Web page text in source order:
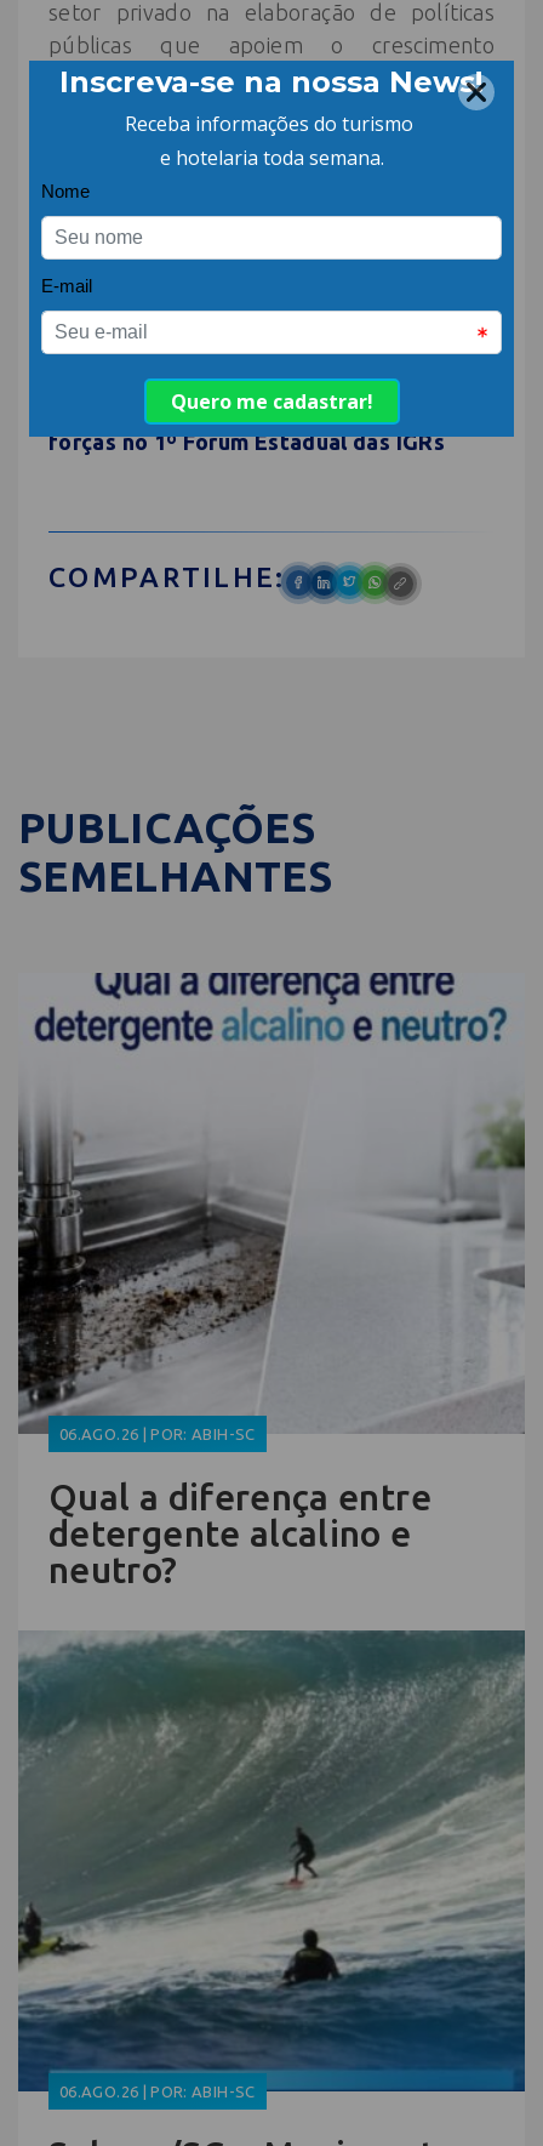
setor privado na elaboração de políticas
públicas que apoiem o crescimento
ordenado e sustentável do turismo em
O encontro foi o primeiro passo nessa
conexão entre o poder legislativo e a ABIH-
SC. Já ficou agendado um novo encontro
com data a ser definida para um café com
um número maior de hoteleiros e
parlamentares para tratar melhor as ações.
Leia também:Turismo catarinense une
forças no 1º Fórum Estadual das IGRs
COMPARTILHE:
PUBLICAÇÕES
SEMELHANTES
06.AGO.26 | POR: ABIH-SC
Qual a diferença entre
detergente alcalino e
neutro?
06.AGO.26 | POR: ABIH-SC